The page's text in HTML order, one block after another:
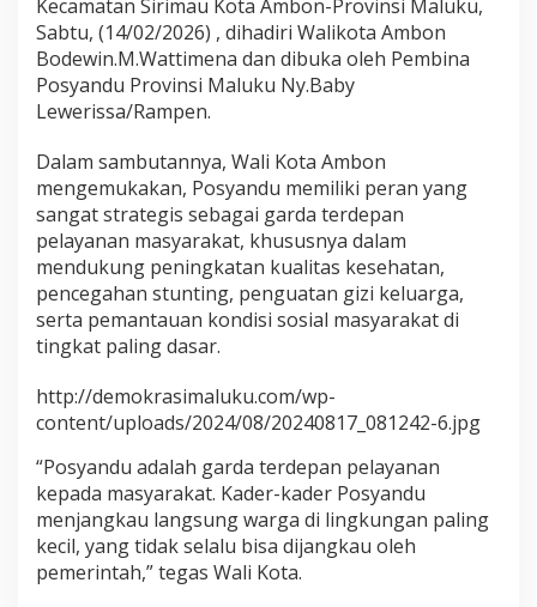
Kecamatan Sirimau Kota Ambon-Provinsi Maluku,
Sabtu, (14/02/2026) , dihadiri Walikota Ambon
Bodewin.M.Wattimena dan dibuka oleh Pembina
Posyandu Provinsi Maluku Ny.Baby
Lewerissa/Rampen.
Dalam sambutannya, Wali Kota Ambon
mengemukakan, Posyandu memiliki peran yang
sangat strategis sebagai garda terdepan
pelayanan masyarakat, khususnya dalam
mendukung peningkatan kualitas kesehatan,
pencegahan stunting, penguatan gizi keluarga,
serta pemantauan kondisi sosial masyarakat di
tingkat paling dasar.
http://demokrasimaluku.com/wp-
content/uploads/2024/08/20240817_081242-6.jpg
“Posyandu adalah garda terdepan pelayanan
kepada masyarakat. Kader-kader Posyandu
menjangkau langsung warga di lingkungan paling
kecil, yang tidak selalu bisa dijangkau oleh
pemerintah,” tegas Wali Kota.